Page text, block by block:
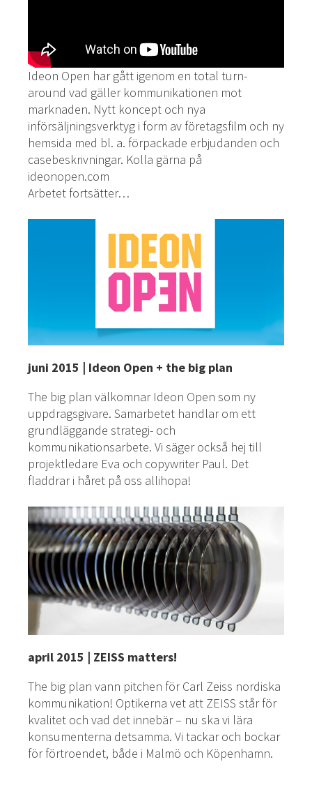
Ideon Open har gått igenom en total turn-
around vad gäller kommunikationen mot
marknaden. Nytt koncept och nya
införsäljningsverktyg i form av företagsfilm och ny
hemsida med bl. a. förpackade erbjudanden och
casebeskrivningar. Kolla gärna på
ideonopen.com
Arbetet fortsätter…
juni 2015 | Ideon Open + the big plan
The big plan välkomnar Ideon Open som ny
uppdragsgivare. Samarbetet handlar om ett
grundläggande strategi- och
kommunikationsarbete. Vi säger också hej till
projektledare Eva och copywriter Paul. Det
fladdrar i håret på oss allihopa!
april 2015 | ZEISS matters!
The big plan vann pitchen för Carl Zeiss nordiska
kommunikation! Optikerna vet att ZEISS står för
kvalitet och vad det innebär – nu ska vi lära
konsumenterna detsamma. Vi tackar och bockar
för förtroendet, både i Malmö och Köpenhamn.